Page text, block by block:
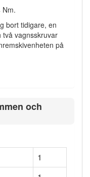
Nm.
bort tidigare, en
vagnsskruvar
på
och
1